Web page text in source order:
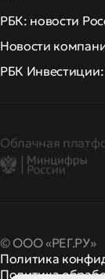
РБК: новости
Новости
РБК
Облачная
© ООО «РЕГ.РУ»
Политика
Политика